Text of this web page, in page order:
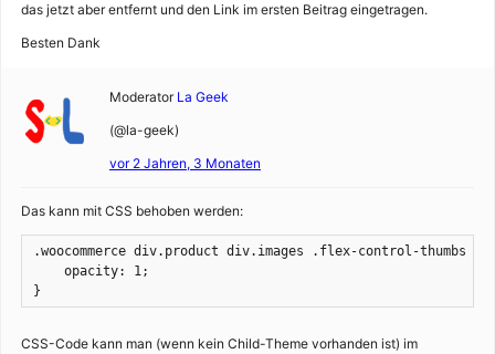
das jetzt aber entfernt und den Link im ersten Beitrag eingetragen.
Besten Dank
Moderator La Geek
(@la-geek)
vor 2 Jahren, 3 Monaten
Das kann mit CSS behoben werden:
.woocommerce div.product div.images .flex-control-thumbs
    opacity: 1;
}
CSS-Code kann man (wenn kein Child-Theme vorhanden ist) im